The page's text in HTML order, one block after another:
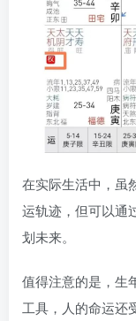
在实际生活中，虽
运轨迹，但可以通
划未来。
值得注意的是，生
工具，人的命运还